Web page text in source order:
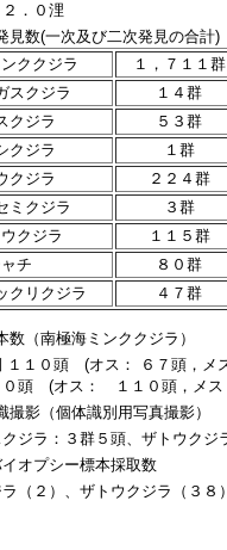
．０浬
見数(一次及び二次発見の合計)
ククジラ
１，７１１群
スクジラ
１４群
クジラ
５３群
クジラ
１群
クジラ
２２４群
ミクジラ
３群
クジラ
１１５群
チ
８０群
クリクジラ
４７群
数（南極海ミンククジラ）
１１０頭 (オス： ６７頭，メ
０頭 (オス： １１０頭，メ
撮影（個体識別用写真撮影）
ジラ：３群５頭、ザトウク
イオプシー標本採取数
（２）、ザトウクジラ（３